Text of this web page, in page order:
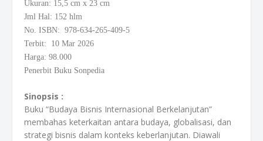
Ukuran: 15,5 cm x 23 cm
Jml Hal: 152 hlm
No. ISBN: 978-634-265-409-5
Terbit: 10 Mar 2026
Harga: 98.000
Penerbit Buku Sonpedia
Sinopsis :
Buku “Budaya Bisnis Internasional Berkelanjutan”
membahas keterkaitan antara budaya, globalisasi, dan
strategi bisnis dalam konteks keberlanjutan. Diawali